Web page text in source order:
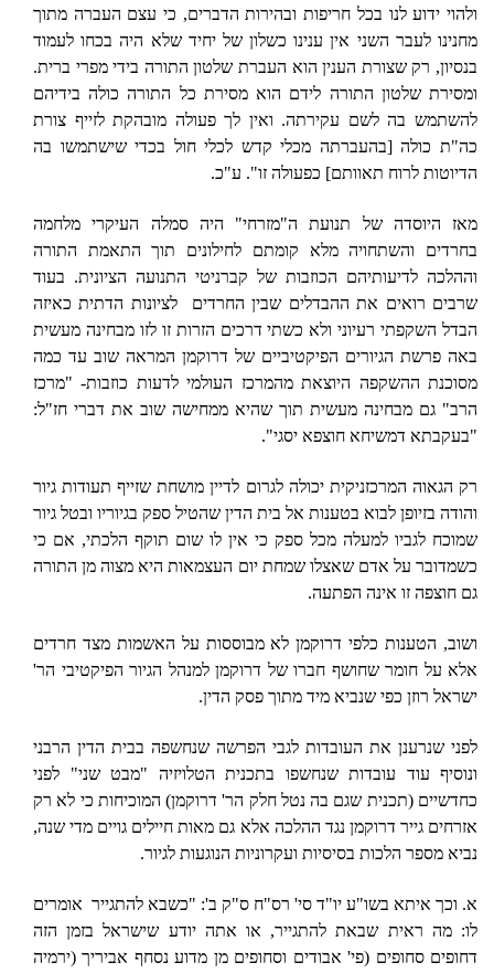
ולהוי ידוע לנו בכל חריפות ובהירות הדברים, כי עצם העברה מתוך
מחנינו לעבר השני אין ענינו כשלון של יחיד שלא היה בכחו לעמוד
בנסיון, רק שצורת הענין הוא העברת שלטון התורה בידי מפרי ברית.
ומסירת שלטון התורה לידם הוא מסירת כל התורה כולה בידיהם
להשתמש בה לשם עקירתה. ואין לך פעולה מובהקת לזייף צורת
כה"ת כולה [בהעברתה מכלי קדש לכלי חול בכדי שישתמשו בה
הדיוטות לרוח תאוותם] כפעולה זו". ע"כ.
מאז היוסדה של תנועת ה"מזרחי" היה סמלה העיקרי מלחמה
בחרדים והשתחויה מלא קומתם לחילונים תוך התאמת התורה
וההלכה לדיעותיהם הכוזבות של קברניטי התנועה הציונית. בעוד
שרבים רואים את ההבדלים שבין החרדים
לציונות הדתית כאיזה
הבדל השקפתי רעיוני ולא כשתי דרכים הזרות זו לזו מבחינה מעשית
באה פרשת הגיורים הפיקטיביים של דרוקמן המראה שוב עד כמה
מסוכנת ההשקפה היוצאת מהמרכז העולמי לדעות כוזבות- "מרכז
הרב" גם מבחינה מעשית תוך שהיא ממחישה שוב את דברי חז"ל:
"בעקבתא דמשיחא חוצפא יסגי".
רק הגאוה המרכזניקית יכולה לגרום לדיין מושחת שזייף תעודות גיור
והודה בזיופן לבוא בטענות אל בית הדין שהטיל ספק בגיוריו ובטל גיור
שמוכח לגביו למעלה מכל ספק כי אין לו שום תוקף הלכתי, אם כי
כשמדובר על אדם שאצלו שמחת יום העצמאות היא מצוה מן התורה
גם חוצפה זו אינה הפתעה.
ושוב, הטענות כלפי דרוקמן לא מבוססות על האשמות מצד חרדים
אלא על חומר שחושף חברו של דרוקמן למנהל הגיור הפיקטיבי הר'
ישראל רוזן כפי שנביא מיד מתוך פסק הדין.
לפני שנרענן את העובדות לגבי הפרשה שנחשפה בבית הדין הרבני
ונוסיף עוד עובדות שנחשפו בתכנית הטלויזיה "מבט שני" לפני
כחדשיים (תכנית שגם בה נטל חלק הר' דרוקמן) המוכיחות כי לא רק
אזרחים גייר דרוקמן נגד ההלכה אלא גם מאות חיילים גויים מדי שנה,
נביא מספר הלכות בסיסיות ועקרוניות הנוגעות לגיור.
א. וכך איתא בשו"ע יו"ד סי' רס"ח ס"ק ב': "כשבא להתגייר אומרים
לו: מה ראית שבאת להתגייר, או אתה יודע שישראל בזמן הזה
דחופים סחופים (פי' אבודים וסחופים מן מדוע נסחף אביריך (ירמיה